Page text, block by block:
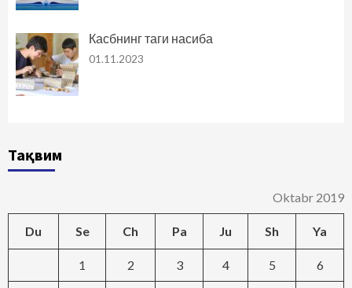
Касбнинг таги насиба
01.11.2023
Тақвим
Oktabr 2019
Du Se Ch Pa Ju Sh Ya
1 2 3 4 5 6